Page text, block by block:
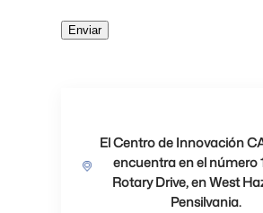
El Centro de Innovación
encuentra en el número
Rotary Drive, en West
Pensilvania.